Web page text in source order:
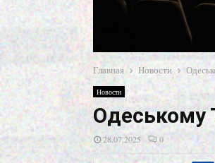
Главная Новости
Новости
Одеському
28.07.2025 0